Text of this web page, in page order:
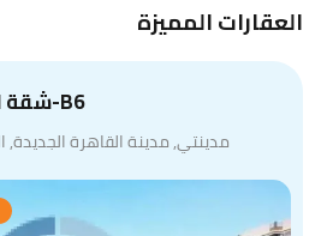
العقارات المميزة
شقة للإيجار مدينتي 103-B6
مدينتي, مدينة القاهرة الجديدة, القاهرة,